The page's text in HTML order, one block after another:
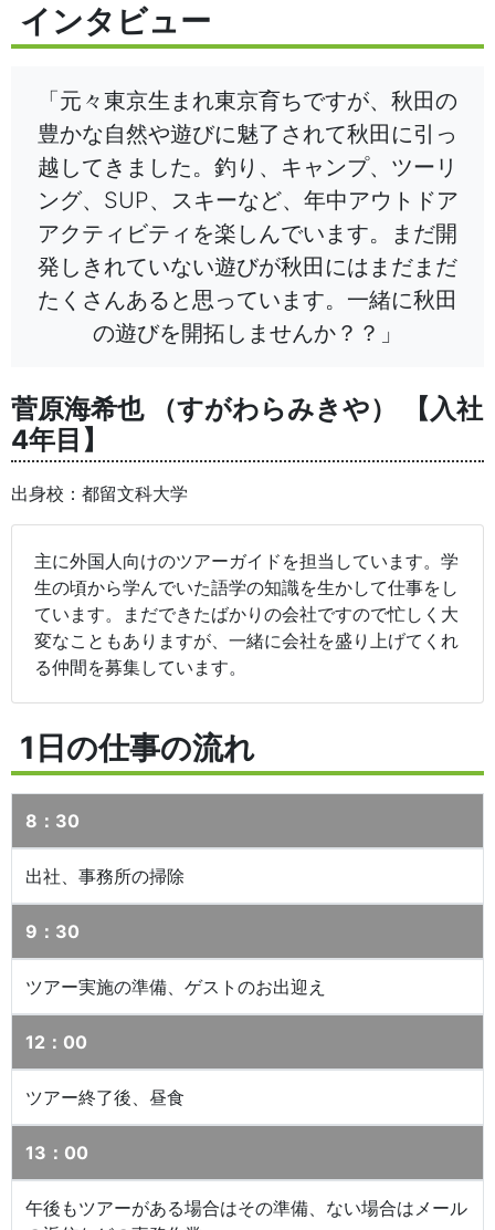
インタビュー
「元々東京生まれ東京育ちですが、秋田の
豊かな自然や遊びに魅了されて秋田に引っ
越してきました。釣り、キャンプ、ツーリ
ング、SUP、スキーなど、年中アウトドア
アクティビティを楽しんでいます。まだ開
発しきれていない遊びが秋田にはまだまだ
たくさんあると思っています。一緒に秋田
の遊びを開拓しませんか？？」
菅原海希也 （すがわらみきや） 【入社
4年目】
出身校：都留文科大学
主に外国人向けのツアーガイドを担当しています。学
生の頃から学んでいた語学の知識を生かして仕事をし
ています。まだできたばかりの会社ですので忙しく大
変なこともありますが、一緒に会社を盛り上げてくれ
る仲間を募集しています。
1日の仕事の流れ
8：30
出社、事務所の掃除
9：30
ツアー実施の準備、ゲストのお出迎え
12：00
ツアー終了後、昼食
13：00
午後もツアーがある場合はその準備、ない場合はメール